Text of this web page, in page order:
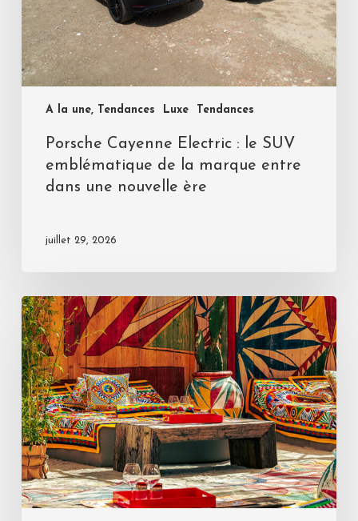
A la une, Tendances Luxe Tendances
Porsche Cayenne Electric : le SUV
emblématique de la marque entre
dans une nouvelle ère
juillet 29, 2026